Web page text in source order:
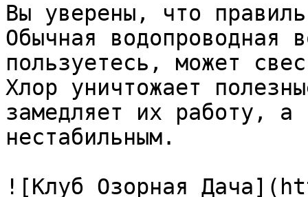
Вы уверены, что
Обычная водопроводная
пользуетесь, может
Хлор уничтожает
замедляет их работу, а
нестабильным.
![Клуб Озорная